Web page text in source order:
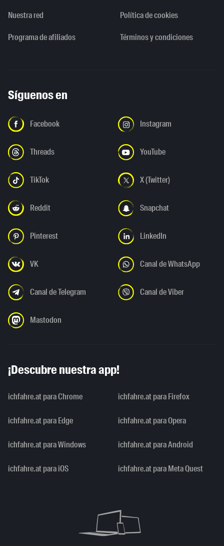
Nuestra red
Programa de afiliados
Política de cookies
Términos y condiciones
Síguenos en
Facebook Instagram
Threads YouTube
TikTok X (Twitter)
Reddit Snapchat
Pinterest LinkedIn
VK Canal de WhatsApp
Canal de Telegram Canal de Viber
Mastodon
¡Descubre nuestra app!
ichfahre.at para Chrome ichfahre.at para Firefox
ichfahre.at para Edge ichfahre.at para Opera
ichfahre.at para Windows ichfahre.at para Android
ichfahre.at para iOS ichfahre.at para Meta Quest